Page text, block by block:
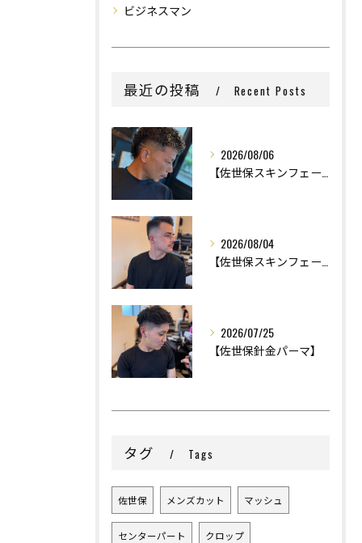
ビジネスマン
最近の投稿 Recent Posts
2026/08/06
2026/08/04
2026/07/25
【佐世保針金パーマ】
タグ Tags
佐世保 メンズカット マッシュ
センターパート クロップ